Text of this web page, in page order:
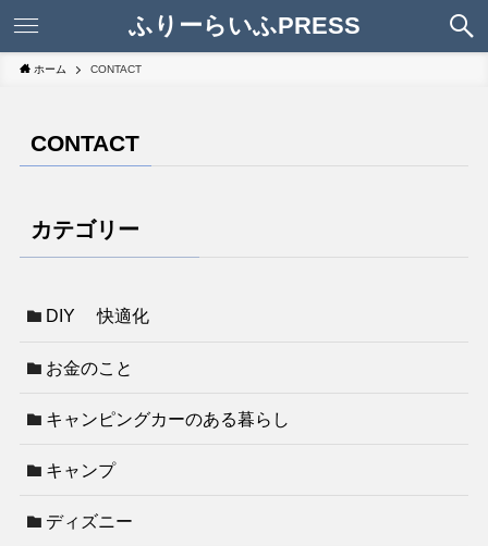
ふりーらいふPRESS
ホーム CONTACT
CONTACT
カテゴリー
DIY 快適化
お金のこと
キャンピングカーのある暮らし
キャンプ
ディズニー